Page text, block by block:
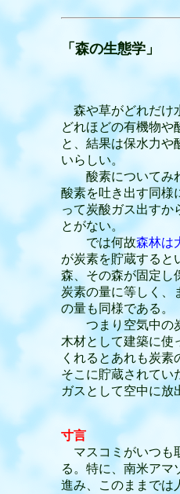
「森の生態学」
森や草がどれだけ
どれほどの有機物や
と、結果は保水力や
いらしい。
酸素についてみれ
酸素を吐き出す同様
って炭酸ガス出すか
とがない。
では何故森林は
が炭素を貯蔵すると
森、その森が固定し
炭素の量に等しく、
の量も同様である。
つまり空気中の
木材として建築に使
くれるとあれも炭
そこに貯蔵されてい
ガスとして空中に放
寸言
マスコミがいつも
る。特に、南米アマ
進み、このままでは